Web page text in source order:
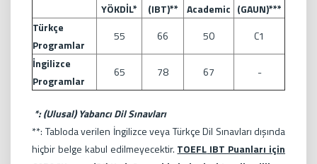
YÖKDİL*
(IBT)**
Academic (GAUN)***
Türkçe
Programlar
55 66 50
C1
İngilizce
Programlar
65 78 67 -
*: (Ulusal) Yabancı Dil Sınavları
**: Tabloda verilen İngilizce veya Türkçe Dil Sınavları dışında
hiçbir belge kabul edilmeyecektir. TOEFL IBT Puanları için